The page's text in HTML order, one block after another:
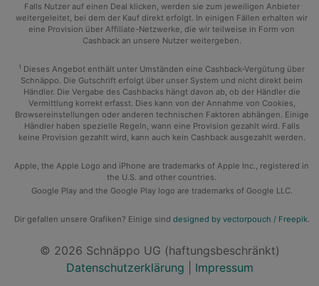
Falls Nutzer auf einen Deal klicken, werden sie zum jeweiligen Anbieter
weitergeleitet, bei dem der Kauf direkt erfolgt. In einigen Fällen erhalten wir
eine Provision über Affiliate-Netzwerke, die wir teilweise in Form von
Cashback an unsere Nutzer weitergeben.
1 Dieses Angebot enthält unter Umständen eine Cashback-Vergütung über
Schnäppo. Die Gutschrift erfolgt über unser System und nicht direkt beim
Händler. Die Vergabe des Cashbacks hängt davon ab, ob der Händler die
Vermittlung korrekt erfasst. Dies kann von der Annahme von Cookies,
Browsereinstellungen oder anderen technischen Faktoren abhängen. Einige
Händler haben spezielle Regeln, wann eine Provision gezahlt wird. Falls
keine Provision gezahlt wird, kann auch kein Cashback ausgezahlt werden.
Apple, the Apple Logo and iPhone are trademarks of Apple Inc., registered in
the U.S. and other countries.
Google Play and the Google Play logo are trademarks of Google LLC.
Dir gefallen unsere Grafiken? Einige sind designed by vectorpouch / Freepik.
© 2026 Schnäppo UG (haftungsbeschränkt)
Datenschutzerklärung
Impressum